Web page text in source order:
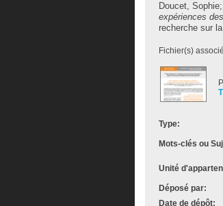
Doucet, Sophie;
expériences
recherche sur
Fichier(s)
Type:
Mots-clés ou
Unité
Déposé par:
Date de dépôt: